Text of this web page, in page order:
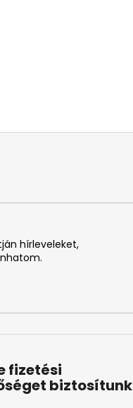
hírleveleket,
fizetési
biztosítunk